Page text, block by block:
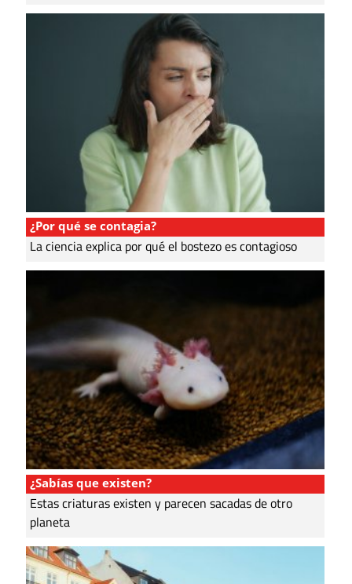
¿Por qué se contagia?
La ciencia explica por qué el bostezo es contagioso
¿Sabías que existen?
Estas criaturas existen y parecen sacadas de otro
planeta